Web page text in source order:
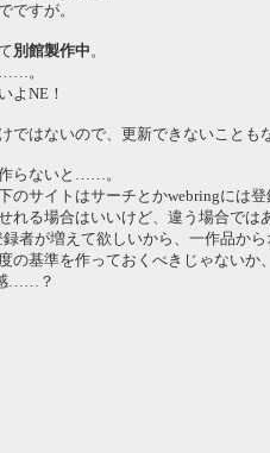
ですが。
別館製作中。
。
よNE！
ではないので、更新できないことも
らないと……。
のサイトはサーチとかwebringには登
れる場合はいいけど、違う場合では
者が増えて欲しいから、一作品か
の基準を作っておくべきじゃないか
……？